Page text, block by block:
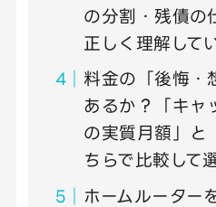
の分割・残債の
正しく理解して
料金の「後悔・
あるか？「キャ
の実質月額」と
ちらで比較して
ホームルーター